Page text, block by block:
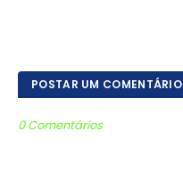
POSTAR UM COMENTÁRIO
0 Comentários